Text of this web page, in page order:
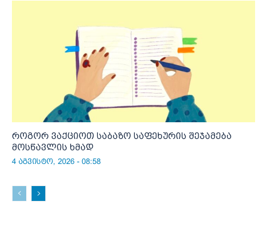
როგორ ვაქციოთ საბაზო საფეხურის შეჯამება
მოსწავლის ხმად
4 აგვისტო, 2026 - 08:58